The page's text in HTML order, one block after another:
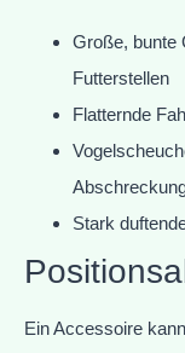
Große, bunte
Futterstellen
Flatternde
Stark
Ein Accessoire